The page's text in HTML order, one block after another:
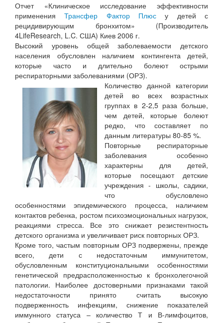
Отчет «Клиническое исследование эффективности
примененияТрансфер Фактор Плюс у детей с
рецидивирующим бронхитом» (Производитель
4LifeResearch, L.C. США) Киев 2006 г.
Высокий уровень общей заболеваемости детского
населения обусловлен наличием контингента детей,
которые часто и длительно болеют острыми
респираторными заболеваниями (ОРЗ).
Количество данной категории
детей во всех возрастных
группах в 2-2,5 раза больше,
чем детей, которые болеют
редко, что составляет по
данным литературы 80-85 %.
Повторные респираторные
заболевания особенно
характерны для детей,
которые посещают детские
учреждения - школы, садики,
что обусловлено
особенностями эпидемического процесса, наличием
контактов ребенка, ростом психоэмоциональных нагрузок,
реакциями стресса. Все это снижает резистентность
детского организма и увеличивает риск повторных ОРЗ.
Кроме того, частым повторным ОРЗ подвержены, прежде
всего, дети с недостаточным иммунитетом,
обусловленным конституциональными особенностями
генетической предрасположенностью к бронхолегочной
патологии. Наиболее достоверными признаками такой
недостаточности принято считать высокую
подверженность инфекциям, снижение показателей
иммунного статуса – количество Т и В-лимфоцитов,